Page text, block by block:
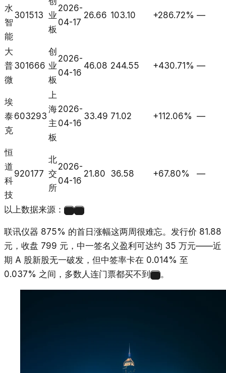
水
智
能
301513 业
板
2026-
04-17
26.66 103.10 +286.72% —
大
普
微
301666
创
业
板
2026-
04-16
46.08 244.55 +430.71% —
埃
泰
克
603293
上
海
主
板
2026-
04-16
33.49 71.02 +112.06% —
恒
道
科
技
920177
北
交
所
2026-
04-16
21.80 36.58 +67.80% —
以上数据来源：
联讯仪器 875% 的首日涨幅这两周很难忘。发行价 81.88
元，收盘 799 元，中一签名义盈利可达约 35 万元——近
期 A 股新股无一破发，但中签率卡在 0.014% 至
0.037% 之间，多数人连门票都买不到
。